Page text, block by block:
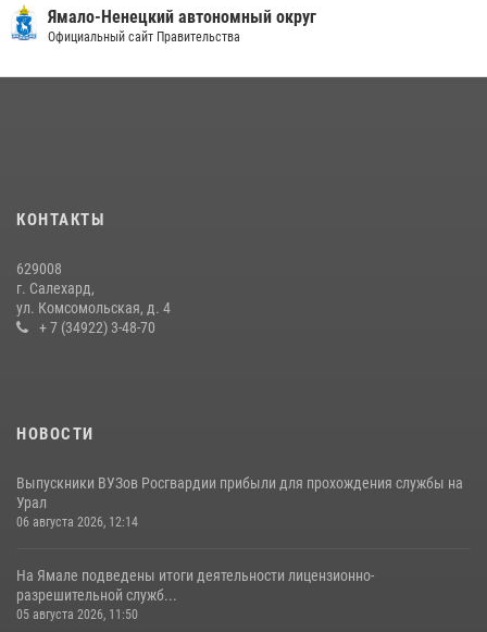
«Каникулы с Росгвардией» продолжаются на Ямале
На Ямале подведены итоги работы вневедомственной охраны
14 июля 2026, 06:53
Ямало-Ненецкий автономный округ
Официальный сайт Правительства
КОНТАКТЫ
629008
г. Салехард,
ул. Комсомольская, д. 4
+ 7 (34922) 3-48-70
НОВОСТИ
Выпускники ВУЗов Росгвардии прибыли для прохождения службы на
Урал
06 августа 2026, 12:14
На Ямале подведены итоги деятельности лицензионно-
разрешительной служб...
05 августа 2026, 11:50